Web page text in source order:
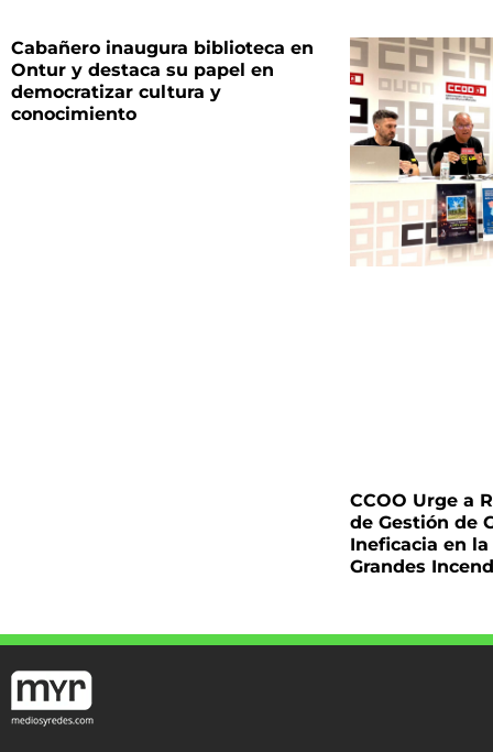
Cabañero inaugura biblioteca en
Ontur y destaca su papel en
democratizar cultura y
conocimiento
CCOO Urge a
de Gestión de
Ineficacia en
Grandes